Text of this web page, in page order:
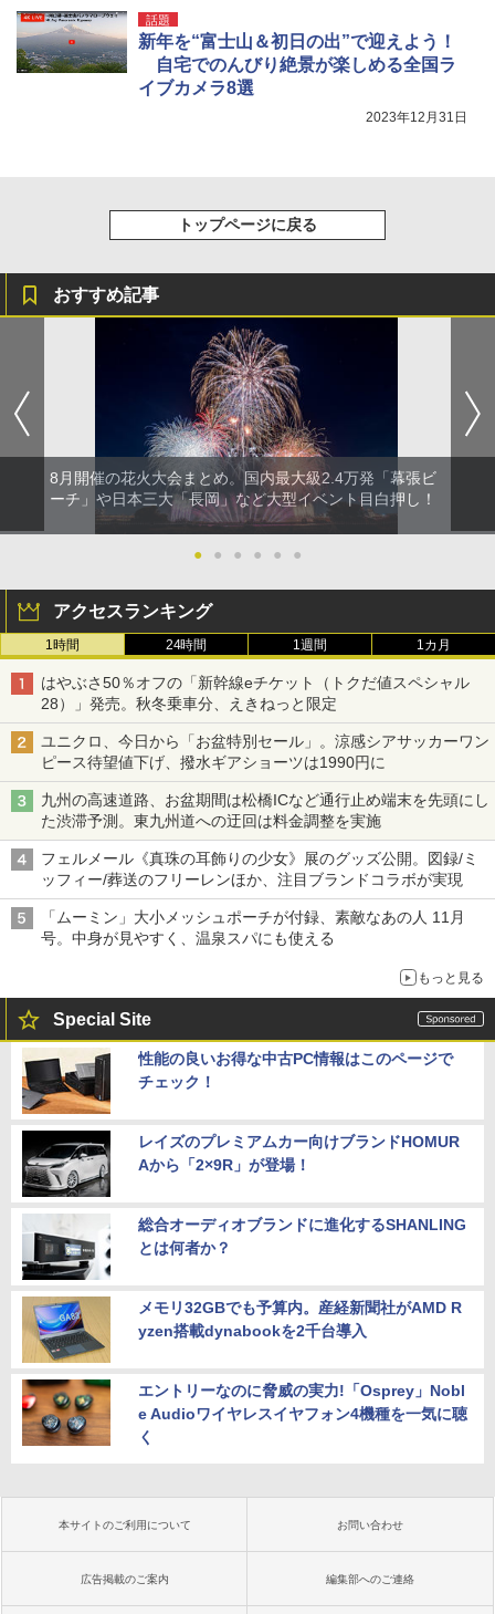
話題
新年を“富士山＆初日の出”で迎えよう！
自宅でのんびり絶景が楽しめる全国ラ
イブカメラ8選
2023年12月31日
トップページに戻る
おすすめ記事
8月開催の花火大会まとめ。国内最大級2.4万発「幕張ビ
ーチ」や日本三大「長岡」など大型イベント目白押し！
● ● ● ● ● ●
アクセスランキング
1時間 24時間 1週間 1カ月
はやぶさ50％オフの「新幹線eチケット（トクだ値スペシャル
28）」発売。秋冬乗車分、えきねっと限定
ユニクロ、今日から「お盆特別セール」。涼感シアサッカーワン
ピース待望値下げ、撥水ギアショーツは1990円に
九州の高速道路、お盆期間は松橋ICなど通行止め端末を先頭にし
た渋滞予測。東九州道への迂回は料金調整を実施
フェルメール《真珠の耳飾りの少女》展のグッズ公開。図録/ミ
ッフィー/葬送のフリーレンほか、注目ブランドコラボが実現
「ムーミン」大小メッシュポーチが付録、素敵なあの人 11月
号。中身が見やすく、温泉スパにも使える
もっと見る
Special Site
性能の良いお得な中古PC情報はこのページで
チェック！
レイズのプレミアムカー向けブランドHOMUR
Aから「2×9R」が登場！
総合オーディオブランドに進化するSHANLING
とは何者か？
メモリ32GBでも予算内。産経新聞社がAMD R
yzen搭載dynabookを2千台導入
エントリーなのに脅威の実力!「Osprey」Nobl
e Audioワイヤレスイヤフォン4機種を一気に聴
く
本サイトのご利用について お問い合わせ
広告掲載のご案内 編集部へのご連絡